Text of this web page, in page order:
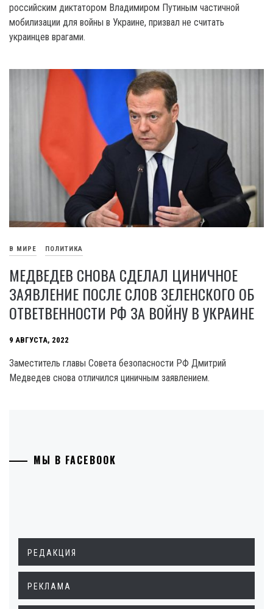
российским диктатором Владимиром Путиным частичной
мобилизации для войны в Украине, призвал не считать
украинцев врагами.
В МИРЕ ПОЛИТИКА
МЕДВЕДЕВ СНОВА СДЕЛАЛ ЦИНИЧНОЕ
ЗАЯВЛЕНИЕ ПОСЛЕ СЛОВ ЗЕЛЕНСКОГО ОБ
ОТВЕТВЕННОСТИ РФ ЗА ВОЙНУ В УКРАИНЕ
9 АВГУСТА, 2022
Заместитель главы Совета безопасности РФ Дмитрий
Медведев снова отличился циничным заявлением.
МЫ В FACEBOOK
РЕДАКЦИЯ
РЕКЛАМА